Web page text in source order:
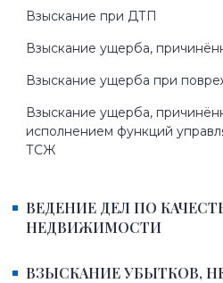
Взыскание при ДТП
Взыскание ущерба,
Взыскание ущерба при
Взыскание ущерба,
исполнением функций
ТСЖ
ВЕДЕНИЕ ДЕЛ ПО
НЕДВИЖИМОСТИ
ВЗЫСКАНИЕ УБЫТКОВ,